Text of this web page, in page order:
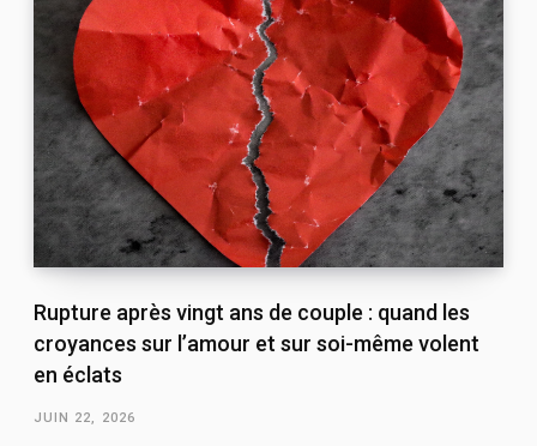
Rupture après vingt ans de couple : quand les
croyances sur l’amour et sur soi-même volent
en éclats
JUIN 22, 2026